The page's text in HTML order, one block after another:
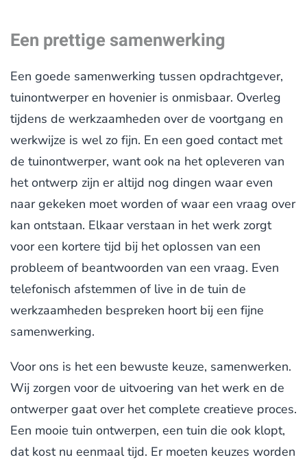
Een prettige samenwerking
Een goede samenwerking tussen opdrachtgever,
tuinontwerper en hovenier is onmisbaar. Overleg
tijdens de werkzaamheden over de voortgang en
werkwijze is wel zo fijn. En een goed contact met
de tuinontwerper, want ook na het opleveren van
het ontwerp zijn er altijd nog dingen waar even
naar gekeken moet worden of waar een vraag over
kan ontstaan. Elkaar verstaan in het werk zorgt
voor een kortere tijd bij het oplossen van een
probleem of beantwoorden van een vraag. Even
telefonisch afstemmen of live in de tuin de
werkzaamheden bespreken hoort bij een fijne
samenwerking.
Voor ons is het een bewuste keuze, samenwerken.
Wij zorgen voor de uitvoering van het werk en de
ontwerper gaat over het complete creatieve proces.
Een mooie tuin ontwerpen, een tuin die ook klopt,
dat kost nu eenmaal tijd. Er moeten keuzes worden